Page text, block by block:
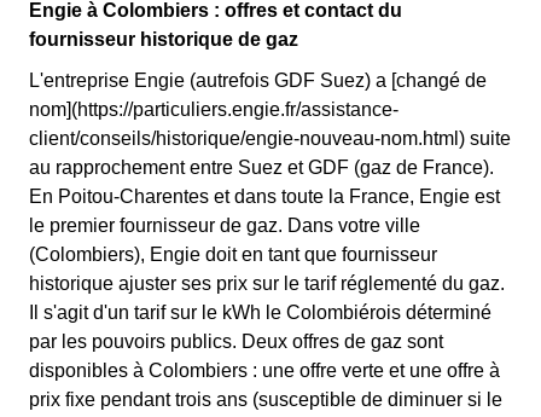
Engie à Colombiers : offres et contact du
fournisseur historique de gaz
L'entreprise Engie (autrefois GDF Suez) a [changé de
nom](https://particuliers.engie.fr/assistance-
client/conseils/historique/engie-nouveau-nom.html) suite
au rapprochement entre Suez et GDF (gaz de France).
En Poitou-Charentes et dans toute la France, Engie est
le premier fournisseur de gaz. Dans votre ville
(Colombiers), Engie doit en tant que fournisseur
historique ajuster ses prix sur le tarif réglementé du gaz.
Il s'agit d'un tarif sur le kWh le Colombiérois déterminé
par les pouvoirs publics. Deux offres de gaz sont
disponibles à Colombiers : une offre verte et une offre à
prix fixe pendant trois ans (susceptible de diminuer si le